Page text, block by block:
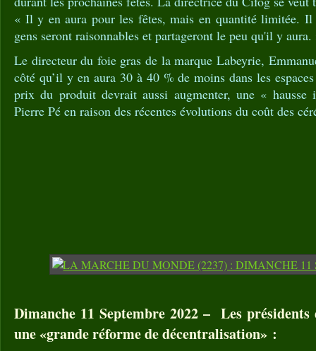
« Il y en aura pour les fêtes, mais en quantité limitée.
gens seront raisonnables et partageront le peu qu'il y aura.
Le directeur du foie gras de la marque Labeyrie,
côté qu’il y en aura 30 à 40 % de moins dans les
prix du produit devrait aussi augmenter, une «
Pierre Pé en raison des récentes évolutions du coût des
Dimanche 11 Septembre 2022 – Les
une «grande réforme de décentralisation» :